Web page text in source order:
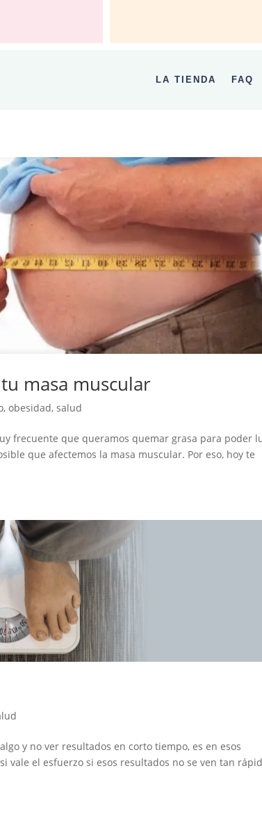
LA TIENDA FAQ
masa muscular
,obesidad,salud
frecuente que queramos quemar grasa para poder
que afectemos la masa muscular. Por eso, hoy te
y no ver resultados en corto tiempo, es en esos
el esfuerzo si esos resultados no se ven tan